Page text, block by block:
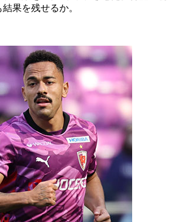
果を残せるか。